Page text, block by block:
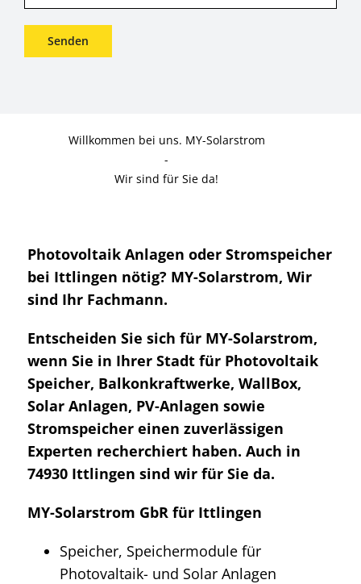
Willkommen bei uns. MY-Solarstrom
-
Wir sind für Sie da!
Photovoltaik Anlagen oder Stromspeicher
bei Ittlingen nötig? MY-Solarstrom, Wir
sind Ihr Fachmann.
Entscheiden Sie sich für MY-Solarstrom,
wenn Sie in Ihrer Stadt für Photovoltaik
Speicher, Balkonkraftwerke, WallBox,
Solar Anlagen, PV-Anlagen sowie
Stromspeicher einen zuverlässigen
Experten recherchiert haben. Auch in
74930 Ittlingen sind wir für Sie da.
MY-Solarstrom GbR für Ittlingen
Speicher, Speichermodule für
Photovaltaik- und Solar Anlagen